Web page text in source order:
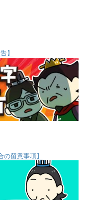
】
の留意事項】